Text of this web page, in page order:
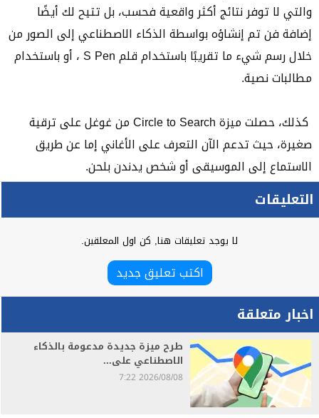
والتي لا توفر نتائج أكثر واقعية فحسب، بل تتيح لك أيضًا
إضافة فن تم إنشاؤه بواسطة الذكاء الاصطناعي إلى الصور من
خلال رسم شيء ما تقريبًا باستخدام قلم S Pen ، أو باستخدام
مطالبات نصية.
كذلك، حصلت ميزة Circle to Search من غوغل على ترقية
صغيرة، حيث تدعم الآن التعرف على الأغاني إما عن طريق
الاستماع إلى الموسيقى أو شخص يدندن بلحن.
التعليقات
لا يوجد تعليقات هنا, كن اول المعلقين.
اكتب تعليق جديد
اخبار متعلقة
طرح ميزة جديدة مدعومة بالذكاء
الاصطناعي على...
2026/08/08 7:22